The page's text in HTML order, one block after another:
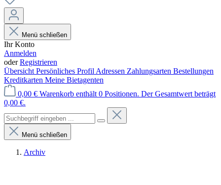
Menü schließen
Ihr Konto
Anmelden
oderRegistrieren
Übersicht Persönliches Profil Adressen Zahlungsarten Bestellungen
Kreditkarten Meine Bietagenten
0,00 € Warenkorb enthält 0 Positionen. Der Gesamtwert beträgt
0,00 €.
Menü schließen
Archiv